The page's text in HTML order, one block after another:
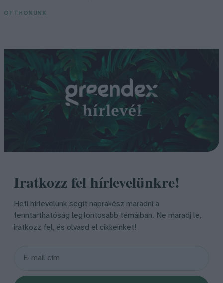
OTTHONUNK
Iratkozz fel hírlevelünkre!
Heti hírlevelünk segít naprakész maradni a
fenntarthatóság legfontosabb témáiban. Ne maradj le,
iratkozz fel, és olvasd el cikkeinket!